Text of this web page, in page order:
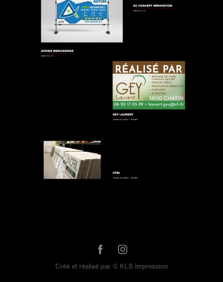
Créé et réalisé par © KLS impression